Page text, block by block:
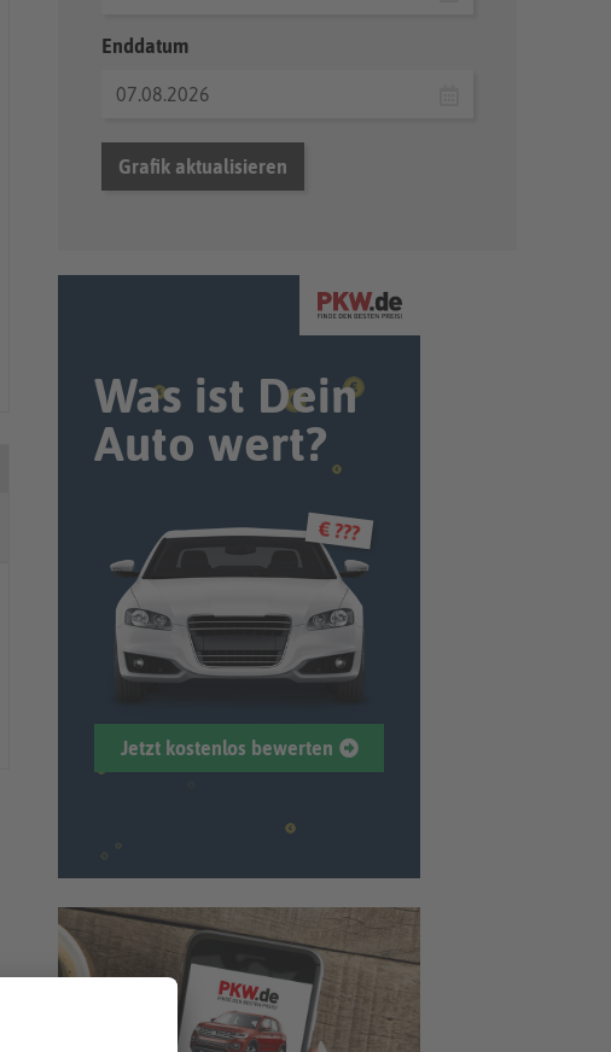
Enddatum
Grafik aktualisieren
Was ist Dein
Auto wert?
€ ???
Jetzt kostenlos bewerten